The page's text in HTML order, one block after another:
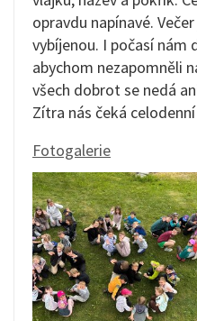
opravdu napínavé.
vybíjenou. I počasí nám
abychom nezapomněli
všech dobrot se nedá
Zítra nás čeká
Fotogalerie